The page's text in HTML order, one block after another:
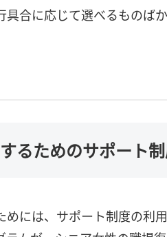
具合に応じて選べるものば
るためのサポート
には、サポート制度の利